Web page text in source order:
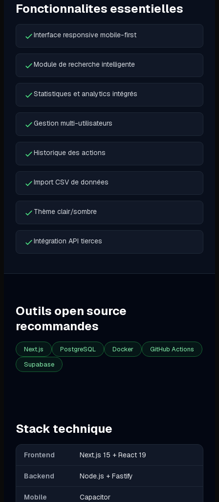
Fonctionnalites essentielles
Interface responsive mobile-first
Module de recherche intelligente
Statistiques et analytics intégrés
Gestion multi-utilisateurs
Historique des actions
Import CSV de données
Thème clair/sombre
Intégration API tierces
Outils open source
recommandes
Next.js PostgreSQL Docker
GitHub Actions
Supabase
Stack technique
Frontend Next.js 15 + React 19
Backend Node.js + Fastify
Mobile Capacitor